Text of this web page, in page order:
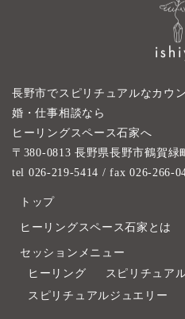
長野市でスピリチュアルなカウ
婚・仕事相談なら
ヒーリングスペース石家へ
〒380-0813 長野県長野市鶴賀緑
tel 026-219-5414 / fax 026-266-
トップ
ヒーリングスペース石家とは
セッションメニュー
ヒーリング
スピリチュア
スピリチュアルジュエリー